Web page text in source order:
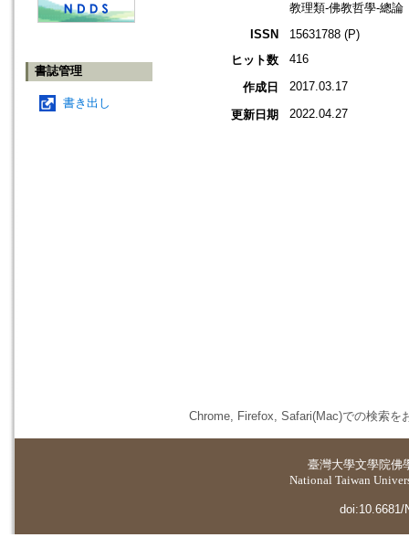
書誌管理
書き出し
教理類-佛教哲學-總論
ISSN
15631788 (P)
ヒット数
416
作成日 2017.03.17
更新日期 2022.04.27
Chrome, Firefox, Safari(Mac)での検索を
臺灣大學文學院佛
National Taiwan
doi:10.6681/